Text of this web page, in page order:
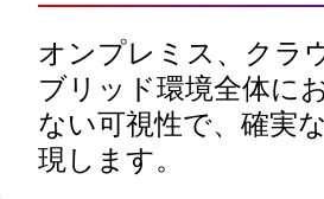
オンプレミス、クラ
ブリッド環境全体に
ない可視性で、確実
現します。